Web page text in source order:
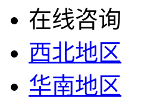
在线咨询
西北地区
华南地区